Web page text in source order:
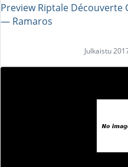
Preview Riptale Découverte
― Ramaros
Julkaistu